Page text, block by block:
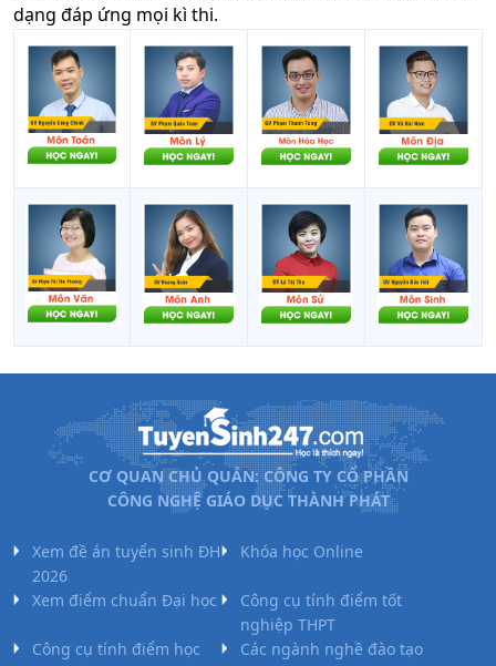
dạng đáp ứng mọi kì thi.
CƠ QUAN CHỦ QUẢN: CÔNG TY CỔ PHẦN
CÔNG NGHỆ GIÁO DỤC THÀNH PHÁT
Xem đề án tuyển sinh ĐH
2026
Khóa học Online
Xem điểm chuẩn Đại học
Công cụ tính điểm tốt
nghiệp THPT
Công cụ tính điểm học
Các ngành nghề đào tạo